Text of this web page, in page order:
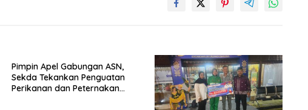
Pimpin Apel Gabungan ASN,
Sekda Tekankan Penguatan
Perikanan dan Peternakan